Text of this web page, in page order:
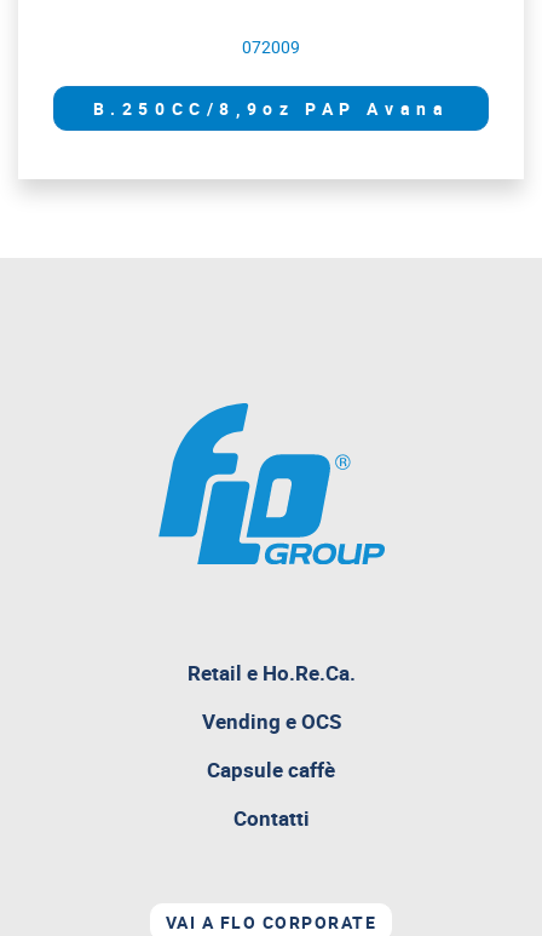
072009
B.250CC/8,9oz PAP Avana
Retail e Ho.Re.Ca.
Vending e OCSpagina
Capsule caffè
Contatti
VAI A FLO CORPORATE